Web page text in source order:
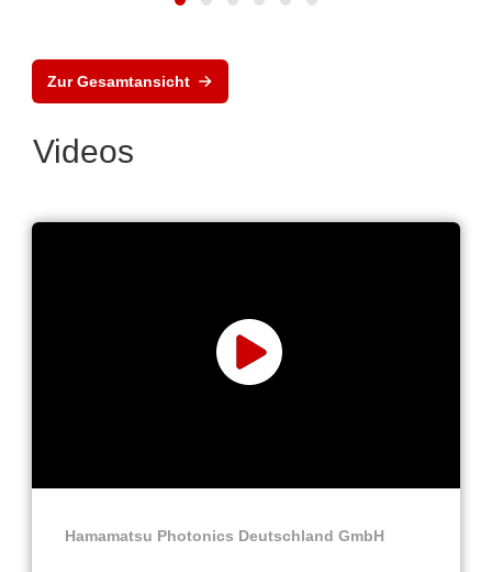
Zur Gesamtansicht
Videos
Hamamatsu Photonics Deutschland GmbH